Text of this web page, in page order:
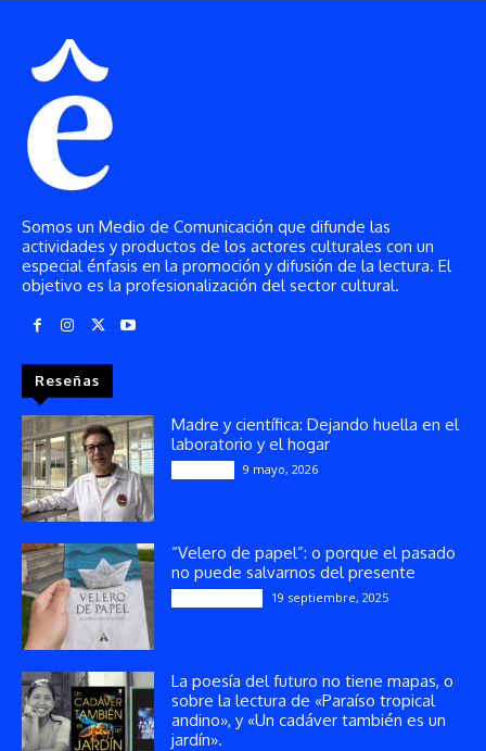
Somos un Medio de Comunicación que difunde las
actividades y productos de los actores culturales con un
especial énfasis en la promoción y difusión de la lectura. El
objetivo es la profesionalización del sector cultural.
Reseñas
Madre y científica: Dejando huella en el
laboratorio y el hogar
9 mayo, 2026
“Velero de papel”: o porque el pasado
no puede salvarnos del presente
19 septiembre, 2025
La poesía del futuro no tiene mapas, o
sobre la lectura de «Paraíso tropical
andino», y «Un cadáver también es un
jardín».